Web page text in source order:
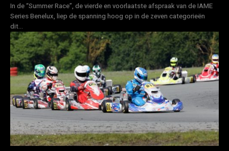
In de “Summer Race”, de vierde en voorlaatste afspraak van de IAME
Series Benelux, liep de spanning hoog op in de zeven categorieën
dit...